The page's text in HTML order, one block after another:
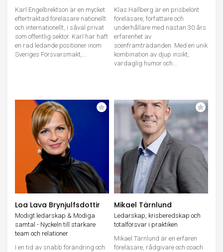
Karl Engelbrektson är en mycket
eftertraktad föreläsare nationellt
och internationellt, i såväl privat
som offentlig sektor. Karl har haft
en rad ledande positioner inom
Sveriges Försvarsmakt,...
Klas Hallberg är en prisbelönt
föreläsare, författare och
underhållare med nästan 30 års
erfarenhet av
scenframträdanden. Med en unik
kombination av djup insikt,
vardaglig humor och...
Loa Lava Brynjulfsdottir
Modigt ledarskap & Modiga
samtal - Nyckeln till starkare
team och relationer
I en tid av snabb förändring och
Mikael Tärnlund
Ledarskap, krisberedskap och
totalförsvar i praktiken
Mikael Tärnlund är en erfaren
föreläsare, rådgivare och coach